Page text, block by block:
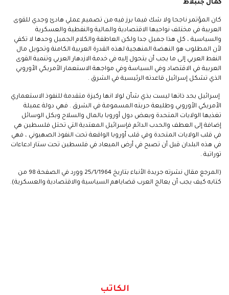
كمال جنبلاط
كان المؤتمر ناجحا ولا شك فيما برز فيه من تصميم عملي هادئ وجدي للقوى
العربية في مختلف نواحيها الاقتصادية والمالية والنفطية والعسكرية
والسياسية ، كل هذا جميل جدا ولكن العاطفة والكلام الجميل وحدها لا تكفي
لأن المطلوب هو النهضة المنهجية لهذه القدرة العربية الكامنة وتحويل مال
النفط العربي إلى ما يجب أن يتحول إليه في خدمة الازدهار العربي وتنمية القوى
العربية في الاقتصاد وفي السياسة وفي مواجهة الاستعمار الأمريكي الأوروبي
الذي تشكل إسرائيل قاعدته الرئيسية في الشرق .
إسرائيل بحد ذاتها ليست بذي شأن لولا انها ركيزة متقدمة للنفوذ الاستعماري
الأمريكي الأوروبي وطليعة حربته المسمومة في الشرق . فهي دولة عميلة
تغذيها الولايات المتحدة وبعض دول أوروبا بالمال والسلاح وبكل الوسائل
إضافة إلى العطف والحدب الدائم فإسرائيل المعتدية التي تحتل فلسطين هي
في قلب الولايات المتحدة وفي قلب أوروبا الواقعة تحت النفوذ الصهيوني ، فهي
في هذه البلدان قبل أن تصبح في أرض الميعاد في فلسطين تحت ستار ادعاءات
توراتية .
(المرجع مقال نشرته جريدة الأنباء بتاريخ 25/1/1964 وورد في الصفحة 98 من
كتابه كيف يجب أن يعالج العرب قضاياهم السياسية والاقتصادية والعسكرية).
الكاتب